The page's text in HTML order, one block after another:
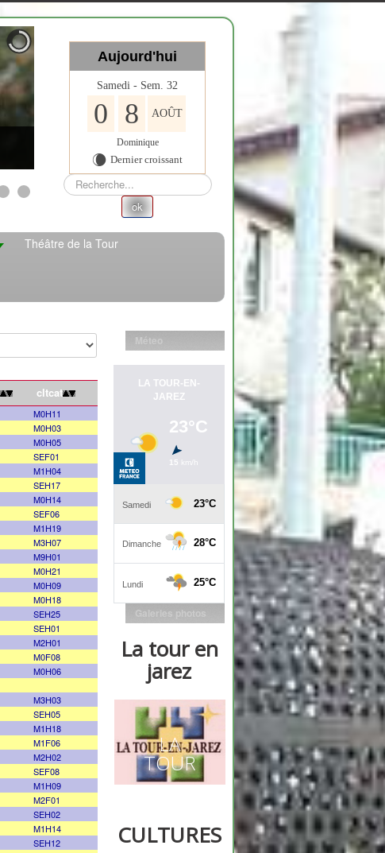
Aujourd'hui
Samedi - Sem. 32
0 8 AOÛT
Dominique
W Dernier croissant
Rechercher
ok
Théâtre de la Tour
cltcat
M0H11
M0H03
M0H05
SEF01
M1H04
SEH17
M0H14
SEF06
M1H19
M3H07
M9H01
M0H21
M0H09
M0H18
SEH25
SEH01
M2H01
M0F08
M0H06
M3H03
SEH05
M1H18
M1F06
M2H02
SEF08
M1H09
M2F01
SEH02
M1H14
SEH12
Méteo
Galeries photos
La tour en
jarez
LA
TOUR
CULTURES